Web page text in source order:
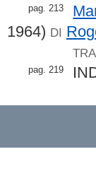
pag. 213
1964) DI
pag. 219